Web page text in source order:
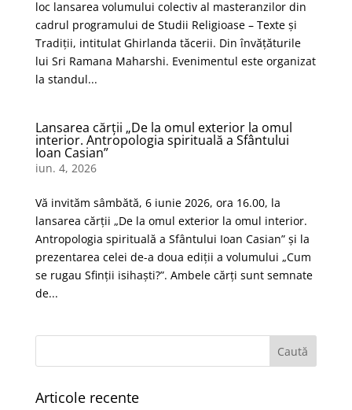
loc lansarea volumului colectiv al masteranzilor din
cadrul programului de Studii Religioase – Texte și
Tradiții, intitulat Ghirlanda tăcerii. Din învățăturile
lui Sri Ramana Maharshi. Evenimentul este organizat
la standul...
Lansarea cărții „De la omul exterior la omul
interior. Antropologia spirituală a Sfântului
Ioan Casian”
iun. 4, 2026
Vă invităm sâmbătă, 6 iunie 2026, ora 16.00, la
lansarea cărții „De la omul exterior la omul interior.
Antropologia spirituală a Sfântului Ioan Casian” și la
prezentarea celei de-a doua ediții a volumului „Cum
se rugau Sfinții isihaști?”. Ambele cărți sunt semnate
de...
Articole recente